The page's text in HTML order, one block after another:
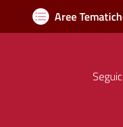
Aree